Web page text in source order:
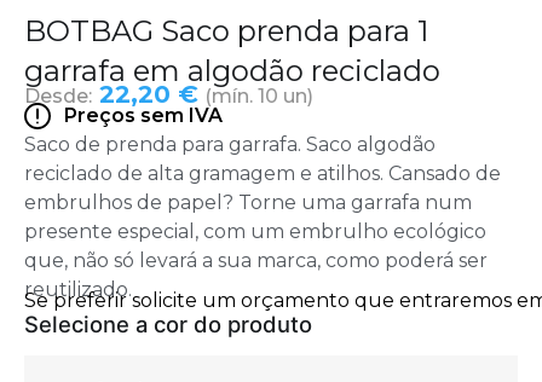
BOTBAG Saco prenda para 1
garrafa em algodão reciclado
Desde: 22,20 € (mín. 10 un)
Preços sem IVA
Saco de prenda para garrafa. Saco algodão
reciclado de alta gramagem e atilhos. Cansado de
embrulhos de papel? Torne uma garrafa num
presente especial, com um embrulho ecológico
que, não só levará a sua marca, como poderá ser
reutilizado.